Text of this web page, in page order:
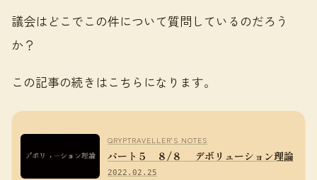
議会はどこでこの件について質問しているのだろう
か？
この記事の続きはこちらになります。
QRYPTRAVELLER'S NOTES
パート５ ８/８ デボリューション理論
2022.02.25